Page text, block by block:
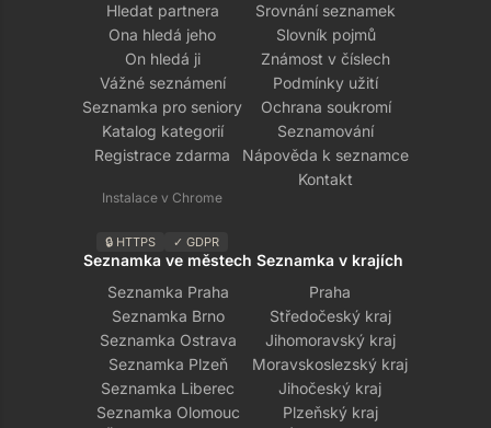
Hledat partnera
Ona hledá jeho
On hledá ji
Vážné seznámení
Seznamka pro seniory
Katalog kategorií
Registrace zdarma
Instalace v Chrome
🔒 HTTPS ✓ GDPR
Srovnání seznamek
Slovník pojmů
Známost v číslech
Podmínky užití
Ochrana soukromí
Seznamování
Nápověda k seznamce
Kontakt
Seznamka ve městech
Seznamka Praha
Seznamka Brno
Seznamka Ostrava
Seznamka Plzeň
Seznamka Liberec
Seznamka Olomouc
Seznamka v krajích
Praha
Středočeský kraj
Jihomoravský kraj
Moravskoslezský kraj
Jihočeský kraj
Plzeňský kraj